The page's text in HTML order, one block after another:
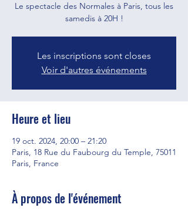
Le spectacle des Normales à Paris, tous les
samedis à 20H !
Les inscriptions sont closes
Voir d'autres événements
Heure et lieu
19 oct. 2024, 20:00 – 21:20
Paris, 18 Rue du Faubourg du Temple, 75011
Paris, France
À propos de l'événement